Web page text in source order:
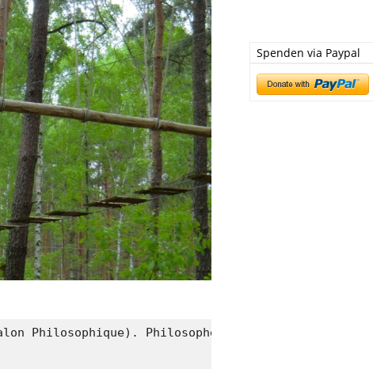
Philosophique). Philosophen können nicht
Spenden via Paypal